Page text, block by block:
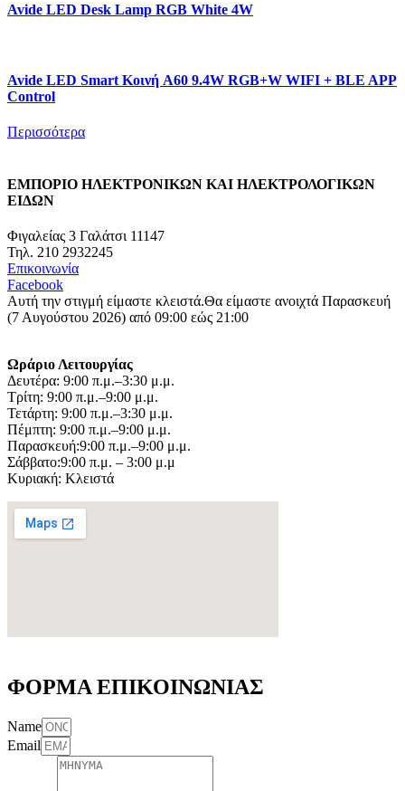
Avide LED Desk Lamp RGB White 4W
Avide LED Smart Κοινή A60 9.4W RGB+W WIFI + BLE APP
Control
Περισσότερα
ΕΜΠΟΡΙΟ ΗΛΕΚΤΡΟΝΙΚΩΝ ΚΑΙ ΗΛΕΚΤΡΟΛΟΓΙΚΩΝ
ΕΙΔΩΝ
Φιγαλείας 3 Γαλάτσι 11147
Τηλ. 210 2932245
Επικοινωνία
Facebook
Αυτή την στιγμή είμαστε κλειστά.Θα είμαστε ανοιχτά Παρασκευή
(7 Αυγούστου 2026) από 09:00 εώς 21:00
Ωράριο Λειτουργίας
Δευτέρα: 9:00 π.μ.–3:30 μ.μ.
Τρίτη: 9:00 π.μ.–9:00 μ.μ.
Τετάρτη: 9:00 π.μ.–3:30 μ.μ.
Πέμπτη: 9:00 π.μ.–9:00 μ.μ.
Παρασκευή:9:00 π.μ.–9:00 μ.μ.
Σάββατο:9:00 π.μ. – 3:00 μ.μ
Κυριακή: Κλειστά
ΦΟΡΜΑ ΕΠΙΚΟΙΝΩΝΙΑΣ
Name
Email